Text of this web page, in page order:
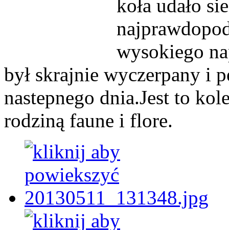
koła udało
wysokiego
był skrajnie wyczerpany i
nastepnego dnia.Jest to
rodziną faune i flore.